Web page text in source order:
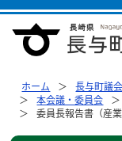
ホーム 長与町議会
本会議・委員会
委員長報告書（産